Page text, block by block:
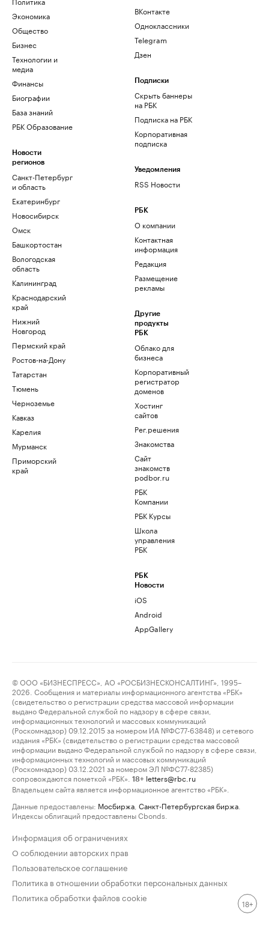
Экономика
Общество
Бизнес
Технологии и
медиа
Финансы
Биографии
База знаний
РБК Образование
Новости
регионов
Санкт-Петербург
и область
Екатеринбург
Новосибирск
Омск
Башкортостан
Вологодская
область
Калининград
Краснодарский
край
Нижний
Новгород
Пермский край
Ростов-на-Дону
Татарстан
Тюмень
Черноземье
Кавказ
Карелия
Мурманск
Приморский
край
ВКонтакте
Одноклассники
Telegram
Дзен
Подписки
Скрыть баннеры
на РБК
Подписка на РБК
Корпоративная
подписка
Уведомления
RSS Новости
РБК
О компании
Контактная
информация
Редакция
Размещение
рекламы
Другие
продукты
РБК
Облако для
бизнеса
Корпоративный
регистратор
доменов
Хостинг
сайтов
Рег.решения
Знакомства
Сайт
знакомств
podbor.ru
РБК
Компании
РБК Курсы
Школа
управления
РБК
РБК
Новости
iOS
Android
AppGallery
© ООО «БИЗНЕСПРЕСС», АО «РОСБИЗНЕСКОНСАЛТИНГ», 1995–
2026. Сообщения и материалы информационного агентства «РБК»
(свидетельство о регистрации средства массовой информации
выдано Федеральной службой по надзору в сфере связи,
информационных технологий и массовых коммуникаций
(Роскомнадзор) 09.12.2015 за номером ИА №ФС77-63848) и сетевого
издания «РБК» (свидетельство о регистрации средства массовой
информации выдано Федеральной службой по надзору в сфере связи,
информационных технологий и массовых коммуникаций
(Роскомнадзор) 03.12.2021 за номером ЭЛ №ФС77-82385)
сопровождаются пометкой «РБК».
18+ letters@rbc.ru
Владельцем сайта является информационное агентство «РБК».
Данные предоставлены: Мосбиржа Санкт-Петербургская биржа
Индексы облигаций предоставлены Cbonds.
Информация об ограничениях
О соблюдении авторских прав
Пользовательское соглашение
Политика в отношении обработки персональных данных
Политика обработки файлов cookie
18+